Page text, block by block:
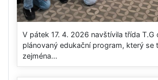
V pátek 17. 4. 2026 navštívila třída T.G
plánovaný edukační program, který se
zejména...